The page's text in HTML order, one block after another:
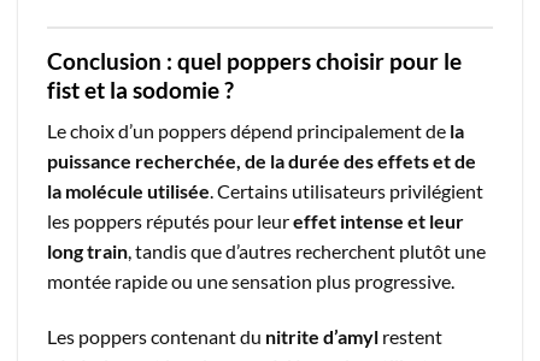
Conclusion : quel poppers choisir pour le
fist et la sodomie ?
Le choix d’un poppers dépend principalement de la
puissance recherchée, de la durée des effets et de
la molécule utilisée. Certains utilisateurs privilégient
les poppers réputés pour leureffet intense et leur
long train, tandis que d’autres recherchent plutôt une
montée rapide ou une sensation plus progressive.
Les poppers contenant du nitrite d’amyl restent